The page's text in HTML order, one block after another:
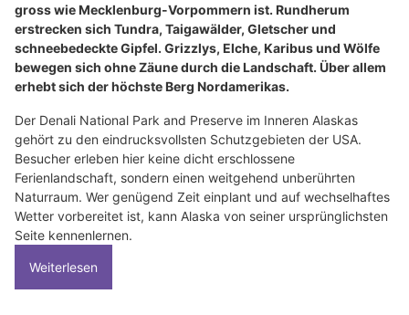
gross wie Mecklenburg-Vorpommern ist. Rundherum
erstrecken sich Tundra, Taigawälder, Gletscher und
schneebedeckte Gipfel. Grizzlys, Elche, Karibus und Wölfe
bewegen sich ohne Zäune durch die Landschaft. Über allem
erhebt sich der höchste Berg Nordamerikas.
Der Denali National Park and Preserve im Inneren Alaskas
gehört zu den eindrucksvollsten Schutzgebieten der USA.
Besucher erleben hier keine dicht erschlossene
Ferienlandschaft, sondern einen weitgehend unberührten
Naturraum. Wer genügend Zeit einplant und auf wechselhaftes
Wetter vorbereitet ist, kann Alaska von seiner ursprünglichsten
Seite kennenlernen.
Weiterlesen